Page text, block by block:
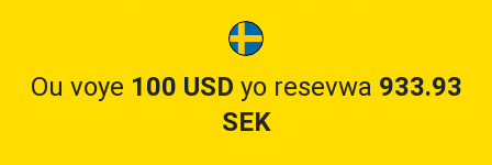
Ou voye 100 USD yo resevwa 933.93
SEK